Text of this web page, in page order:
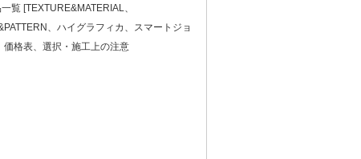
覧 [TEXTURE&MATERIAL、
、ハイグラフィカ、スマートジョ
価格表、選択・施工上の注意